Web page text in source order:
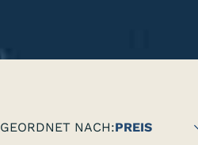
Zeige
GEORDNET NACH:PREIS